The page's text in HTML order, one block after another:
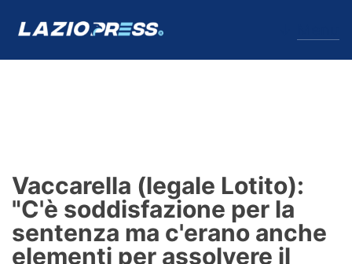
Formello
Infortuni
Vaccarella (legale Lotito):
"C'è soddisfazione per la
sentenza ma c'erano anche
elementi per assolvere il